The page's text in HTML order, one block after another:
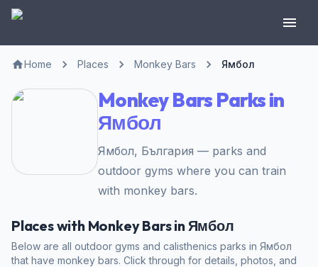
Home Places Monkey Bars Ямбол
Monkey Bars Parks in
Ямбол
Ямбол, България — parks and
outdoor gyms where you can train
with monkey bars.
Places with Monkey Bars in Ямбол
Below are all outdoor gyms and calisthenics parks in Ямбол
that have monkey bars. Click through for details, photos, and